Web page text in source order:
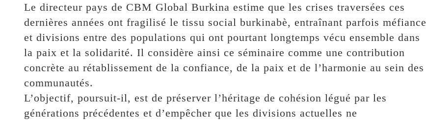
Le directeur pays de CBM Global Burkina estime que les crises traversées ces
dernières années ont fragilisé le tissu social burkinabè, entraînant parfois méfiance
et divisions entre des populations qui ont pourtant longtemps vécu ensemble dans
la paix et la solidarité. Il considère ainsi ce séminaire comme une contribution
concrète au rétablissement de la confiance, de la paix et de l’harmonie au sein des
communautés.
L’objectif, poursuit-il, est de préserver l’héritage de cohésion légué par les
générations précédentes et d’empêcher que les divisions actuelles ne